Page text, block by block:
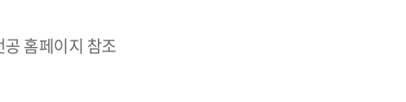
홈페이지 참조